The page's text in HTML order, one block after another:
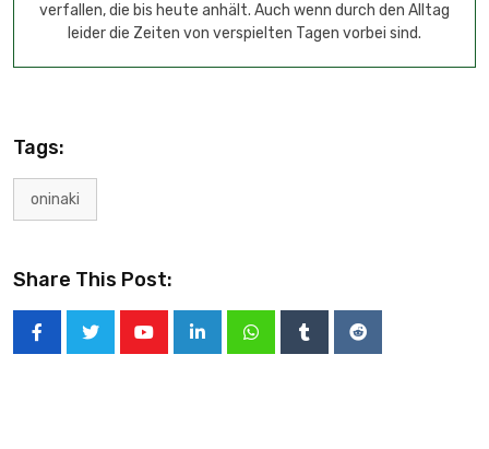
verfallen, die bis heute anhält. Auch wenn durch den Alltag
leider die Zeiten von verspielten Tagen vorbei sind.
Tags:
oninaki
Share This Post: